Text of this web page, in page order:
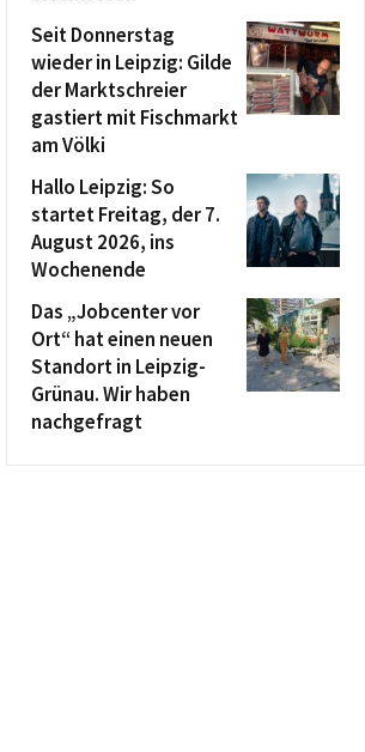
Seit Donnerstag
wieder in Leipzig: Gilde
der Marktschreier
gastiert mit Fischmarkt
am Völki
Hallo Leipzig: So
startet Freitag, der 7.
August 2026, ins
Wochenende
Das „Jobcenter vor
Ort“ hat einen neuen
Standort in Leipzig-
Grünau. Wir haben
nachgefragt